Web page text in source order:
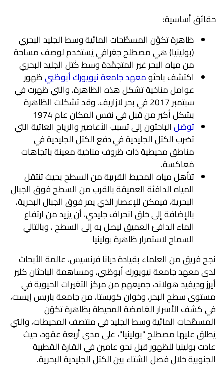
حقائق أساسية:
ظاهرة تكوّن المسطّحات المائية وسط الجليد البحري
(بولينيا) هي مصطلح جغرافي يُستخدم لوصف مساحة
من مياه البحر غير المتجمّدة وسط كُتل الجليد البحري
اكتشف باحثومعهد جامعة نيويورك أبوظبيظهور
عوامل مناخية تشكل هذه الظاهرة، والتي ظهرت في
سبتمبر 2017 في بحر لازاريف. وقد تشكلت الظاهرة
بشكل أكبر من قبل في نفس المكان عام 1974
توصّلالباحثون إلى تسبب الأعاصير والرياح العاتية التي
تضرب الكتل الجليدية في دفع الكتل الجليدية في
مناطق محيطية ذات ظروف مناخية معينة باتجاهات
مُعاكسة.
تتأهل مياه المحيط القريبة من السطح بحيث تنتقل
المياه الدافئة العميقة بالقرب من السطح فوق الجبال
البحرية، فيمكن للإعصار الذي يمر فوق الجبال البحرية،
بالإضافة إلى خلق انحراف جليدي، أن يزيد من ارتفاع
الماء الدافئ العميق ليصل به إلى السطح ، وبالتالي
السماح لاستمرار ظاهرة بولينيا
نجح فريق من العلماء بقيادة ديانا فرنسيس، عالمة الأبحاث
لدى معهد جامعة نيويورك أبوظبي، ومساهمة الباحثان كلير
أيرز وديفيد هولاند، جميعهم من مركز التغيرات الحيوية في
مستوى سطح البحر، وخوان كويستا، من جامعة باريس إيست،
في كشف الأسرار الغامضة المحيطة بظاهرة تكوّن
المسطّحات المائية وسط الجليد في منتصف المحيطات، والتي
يُطلق عليها مصطلح "بولينيا"، على مدى أربعة عقود، حيث
عادت بولينيا للظهور قبل نحو عامين في القارة القطبية
الجنوبية خلال فصل الشتاء بين الكتل الجليدية البحرية.